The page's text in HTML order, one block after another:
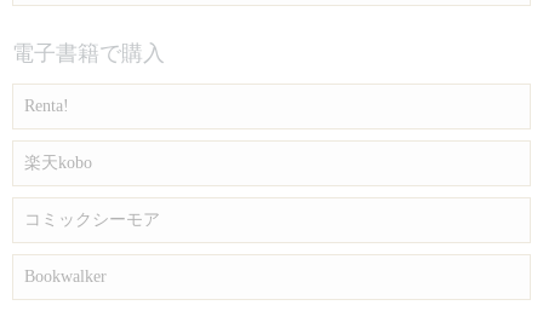
電子書籍で購入
Renta!
楽天kobo
コミックシーモア
Bookwalker